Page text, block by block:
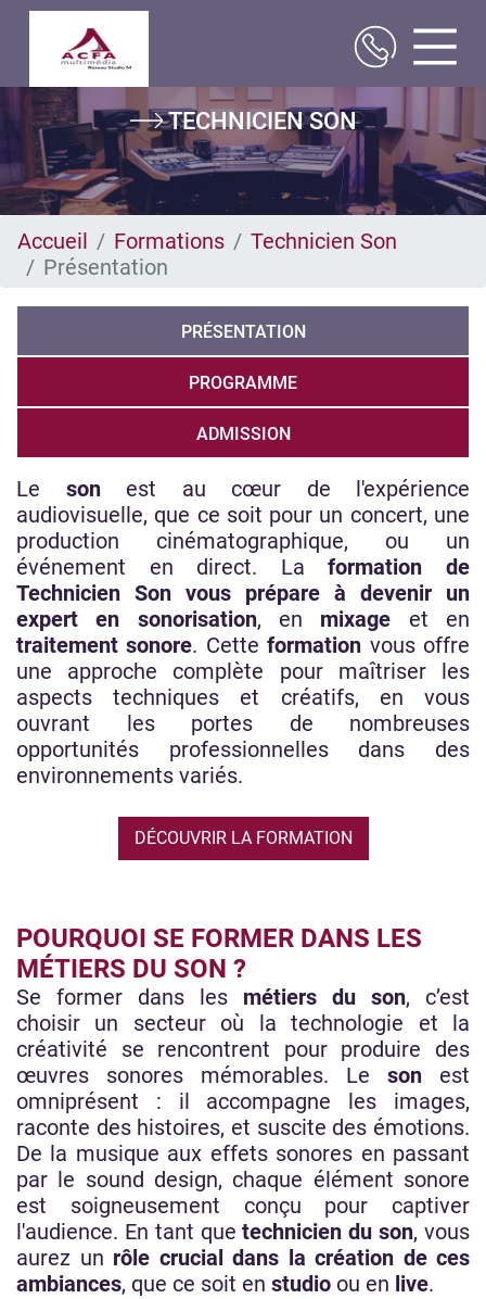
au
contenu
principal
TECHNICIEN SON
Accueil Formations
Technicien Son
Présentation
PRÉSENTATION
PROGRAMME
ADMISSION
Le sonest au cœur de l'expérience
audiovisuelle, que ce soit pour un concert, une
production cinématographique, ou un
événement en direct. Laformation de
Technicien Son vous prépare à devenir un
expert en sonorisation, en mixage et en
traitement sonore. Cetteformation vous offre
une approche complète pour maîtriser les
aspects techniques et créatifs, en vous
ouvrant les portes de nombreuses
opportunités professionnelles dans des
environnements variés.
DÉCOUVRIR LA FORMATION
POURQUOI SE FORMER DANS LES
MÉTIERS DU SON ?
Se former dans les métiers du son, c’est
choisir un secteur où la technologie et la
créativité se rencontrent pour produire des
œuvres sonores mémorables. Le son est
omniprésent : il accompagne les images,
raconte des histoires, et suscite des émotions.
De la musique aux effets sonores en passant
par le sound design, chaque élément sonore
est soigneusement conçu pour captiver
l'audience. En tant quetechnicien du son, vous
aurez un rôle crucial dans la création de ces
ambiances, que ce soit en studio ou en live.